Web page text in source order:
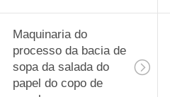
Maquinaria do
processo da bacia de
sopa da salada do
papel do copo de